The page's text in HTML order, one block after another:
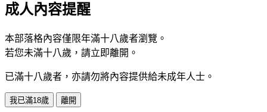
成人內容提醒
本部落格內容僅限年滿十八歲者瀏覽。
若您未滿十八歲，請立即離開。
已滿十八歲者，亦請勿將內容提供給未成年人士。
我已滿18歲 離開